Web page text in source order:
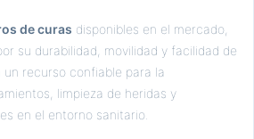
de curas disponibles en el mercado,
su durabilidad, movilidad y facilidad de
recurso confiable para la
limpieza de heridas y
en el entorno sanitario.